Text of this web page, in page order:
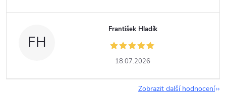
FH
František Hladík
18.07.2026
Zobrazit další hodnocení